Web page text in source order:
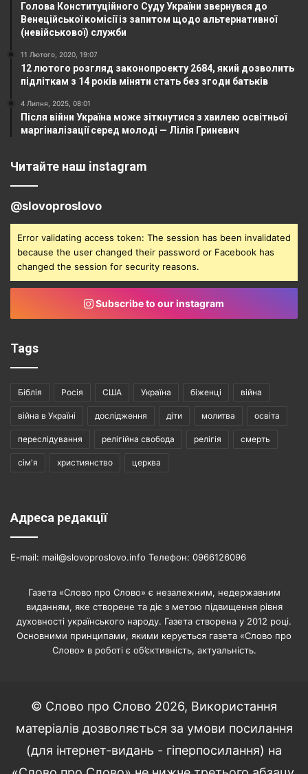
Голова Конституційного Суду України звернувся до
Венеційської комісії із запитом щодо альтернативної
(невійськової) служби
11 Лютого, 2020, 19:07
12 лютого розгляд законопроекту 2684, який дозволить
підліткам з 14 років міняти стать без згоди батьків
4 Липня, 2025, 08:01
Після війни Україна може зіткнутися з хвилею освітньої
маргіналізації серед молоді — Лілія Гриневич
Читайте наш instagram
@slovoproslovo
Error validating access token: The session has been invalidated
because the user changed their password or Facebook has
changed the session for security reasons.
Subscribe to our instagram
Tags
Біблія Росія США Україна біженці війна
війна в Україні дослідження діти молитва освіта
переслідування релігійна свобода релігія смерть
сім'я християнство церква
Адреса редакції
E-mail: mail@slovoproslovo.info Телефон: 0966126096
Газета «Слово про Слово» є незалежним, недержавним
виданням, яке створене та діє з метою підвищення рівня
духовності українського народу. Газета створена у 2012 році.
Основними принципами, якими керується газета «Слово про
Слово» в роботі є об’єктивність, актуальність.
© Слово про Слово 2026, Використання
матеріалів дозволяється за умови посилання
(для інтернет-видань - гіперпосилання) на